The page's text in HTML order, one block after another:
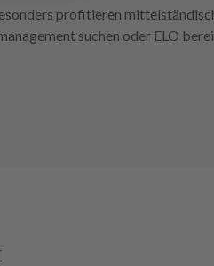
profitieren
suchen oder ELO